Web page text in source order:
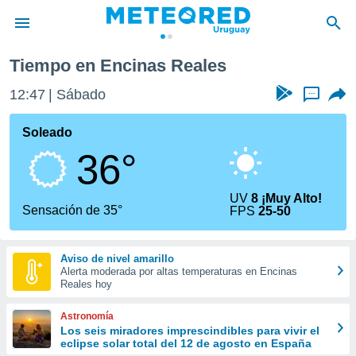
de
ha
calidad.
a este
las
y
forma
digital
basada
Tiempo en Encinas Reales
12:47 Sábado ...
Soleado
36°
Sensación de 35°
UV8 ¡Muy Alto!
FPS25-50
Aviso de nivel amarillo
Alerta moderada por altas temperaturas en Encinas
Reales hoy
Astronomía
Los seis miradores imprescindibles para vivir el
eclipse solar total del 12 de agosto en España